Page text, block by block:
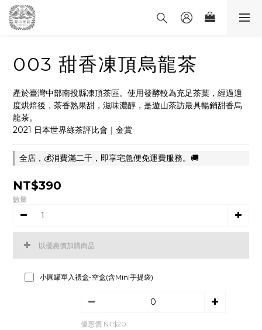
003 甜香凍頂烏龍茶
產於臺灣中部南投縣凍頂茶區。使用發酵較為充足茶葉，經過適
度烘焙後，茶香熟果甜，滋味濃醇，是遊山茶訪最具暢銷甜香烏
龍茶。
2021 日本世界綠茶評比會｜金賞
全店，💰消費滿二千，即享宅急便免運費服務。🚚
NT$390
數量
以優惠價加購商品
小圓罐單入禮盒-空盒(含Mini手提袋)
優惠價 NT$20